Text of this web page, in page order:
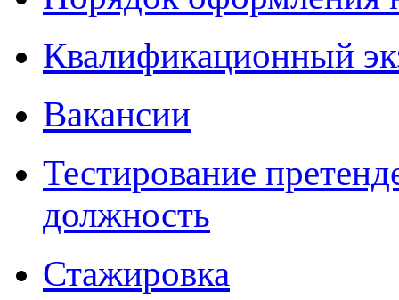
Квалификационный
Вакансии
Тестирование
должность
Стажировка